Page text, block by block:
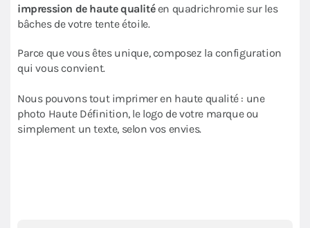
impression de haute qualitéen quadrichromie sur les
bâches de votre tente étoile.
Parce que vous êtes unique, composez la configuration
qui vous convient.
Nous pouvons tout imprimer en haute qualité : une
photo Haute Définition, le logo de votre marque ou
simplement un texte, selon vos envies.